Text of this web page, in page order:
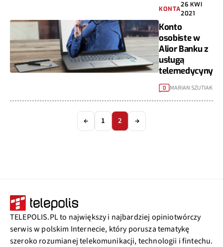
KONTA
26 KWI
2021
Konto
osobiste w
Alior Banku z
usługą
telemedycyny
0 MARIAN SZUTIAK
← 1 2 →
TELEPOLIS.PL to największy i najbardziej opiniotwórczy
serwis w polskim Internecie, który porusza tematykę
szeroko rozumianej telekomunikacji, technologii i fintechu.